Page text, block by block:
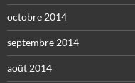
octobre 2014
septembre 2014
août 2014